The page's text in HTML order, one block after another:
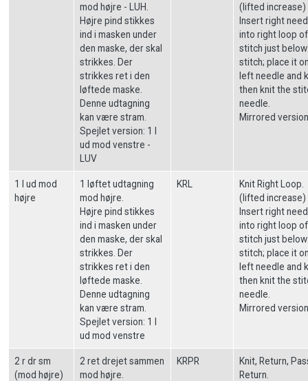
mod højre - LUH.
Højre pind stikkes
ind i masken under
den maske, der skal
strikkes. Der
strikkes ret i den
løftede maske.
Denne udtagning
kan være stram.
Spejlet version: 1 l
ud mod venstre -
LUV
(lifted increase)
Insert right
into right loop of
stitch just
stitch; place it
left needle and
then knit the
needle.
Mirrored
1 l ud mod
højre
1 løftet udtagning
mod højre.
Højre pind stikkes
ind i masken under
den maske, der skal
strikkes. Der
strikkes ret i den
løftede maske.
Denne udtagning
kan være stram.
Spejlet version: 1 l
ud mod venstre
KRL
Knit Right Loop.
(lifted increase)
Insert right
into right loop of
stitch just
stitch; place it
left needle and
then knit the
needle.
Mirrored
2 r dr sm
(mod højre)
2 ret drejet sammen
mod højre.
KRPR
Knit, Return,
Return.